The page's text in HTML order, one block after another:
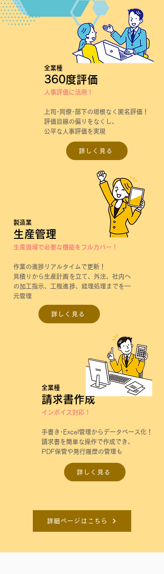
全業種
360度評価
人事評価に活用！
上司･同僚･部下の垣根なく匿名評価！
評価目線の偏りをなくし、
公平な人事評価を実現
詳しく見る
製造業
生産管理
生産現場で必要な機能をフルカバー！
作業の進捗リアルタイムで更新！
見積りから生産計画を立て、外注、社内へ
の加工指示、工程進捗、経理処理までを一
元管理
詳しく見る
全業種
請求書作成
インボイス対応！
手書き･Excel管理からデータベース化！
請求書を簡単な操作で作成でき、
PDF保管や発行履歴の管理も
詳しく見る
詳細ページはこちら